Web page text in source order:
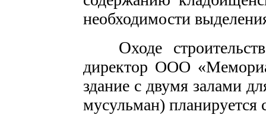
необходимости
Оходе
директор ООО
здание с двумя залами
мусульман) планируется